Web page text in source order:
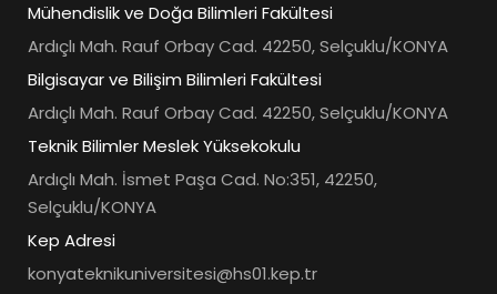
Mühendislik ve Doğa Bilimleri Fakültesi
Ardıçlı Mah. Rauf Orbay Cad. 42250, Selçuklu/KONYA
Bilgisayar ve Bilişim Bilimleri Fakültesi
Ardıçlı Mah. Rauf Orbay Cad. 42250, Selçuklu/KONYA
Teknik Bilimler Meslek Yüksekokulu
Ardıçlı Mah. İsmet Paşa Cad. No:351, 42250,
Selçuklu/KONYA
Kep Adresi
konyateknikuniversitesi@hs01.kep.tr